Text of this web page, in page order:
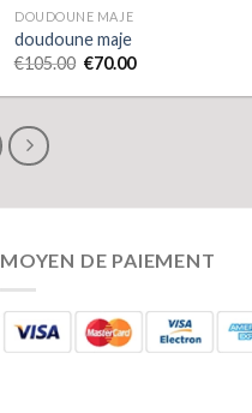
DOUDOUNE MAJE
doudoune maje
€105.00 €70.00
MOYEN DE PAIEMENT